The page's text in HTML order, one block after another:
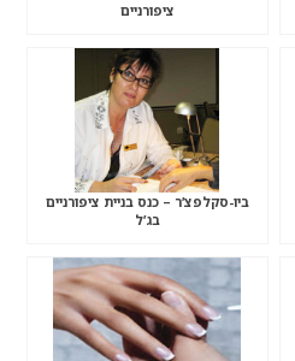
ציפורניים
ביו-סקלפצ’ר – כנס בניית ציפורניים
בג’ל